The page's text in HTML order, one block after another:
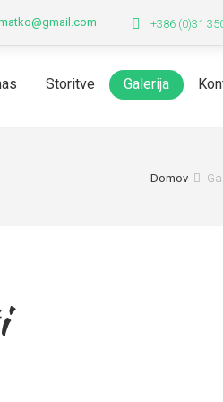
+386 (0)31
Storitve Galerija
Domov